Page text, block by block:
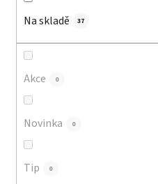
Na skladě 37
Akce 0
Novinka 0
Tip 0